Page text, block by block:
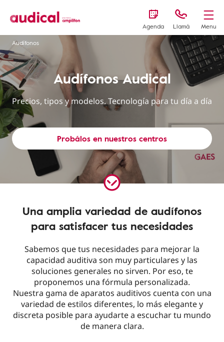
Agenda Llamá
Menu
Audífonos
Audífonos Audical
Precios, tipos y modelos. Tecnología para tu día a día
Probálos en nuestros centros
Una amplia variedad de audífonos
para satisfacer tus necesidades
Sabemos que tus necesidades para mejorar la
capacidad auditiva son muy particulares y las
soluciones generales no sirven. Por eso, te
proponemos una fórmula personalizada.
Nuestra gama de aparatos auditivos cuenta con una
variedad de estilos diferentes, lo más elegante y
discreta posible para ayudarte a escuchar tu mundo
de manera clara.